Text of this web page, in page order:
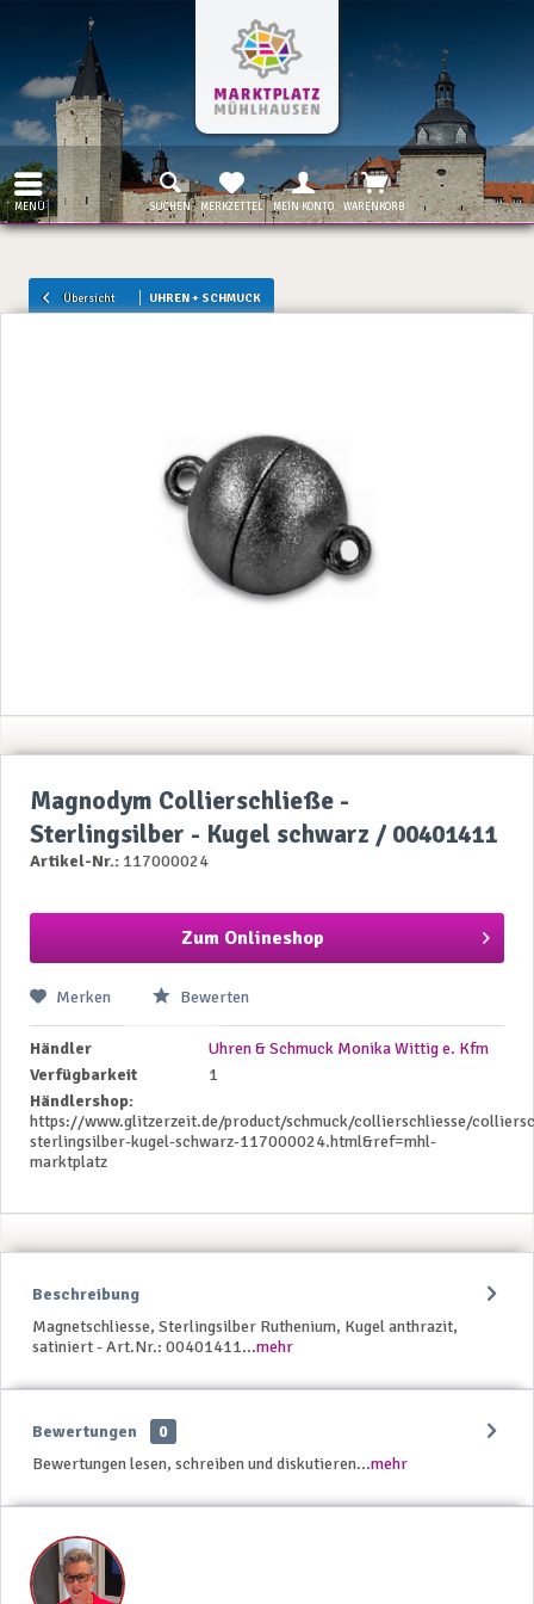
MENÜ SUCHEN MERKZETTEL MEIN KONTO WARENKORB
Übersicht UHREN + SCHMUCK
Magnodym Collierschließe -
Sterlingsilber - Kugel schwarz / 00401411
Artikel-Nr.: 117000024
Zum Onlineshop
Merken Bewerten
Händler
Uhren & Schmuck Monika Wittig e. Kfm
Verfügbarkeit
1
Händlershop:
https://www.glitzerzeit.de/product/schmuck/collierschliesse/
sterlingsilber-kugel-schwarz-117000024.html&ref=mhl-
marktplatz
Beschreibung
Magnetschliesse, Sterlingsilber Ruthenium, Kugel anthrazit,
satiniert - Art.Nr.: 00401411...mehr
Bewertungen
0
Bewertungen lesen, schreiben und diskutieren...mehr